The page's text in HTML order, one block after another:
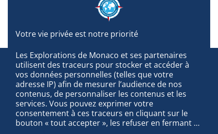
Les Explorations de Monaco et ses partenaires
utilisent des traceurs pour stocker et accéder à
vos données personnelles (telles que votre
adresse IP) afin de mesurer l’audience de nos
contenus, de personnaliser les contenus et les
services. Vous pouvez exprimer votre
consentement à ces traceurs en cliquant sur le
bouton « tout accepter », les refuser en fermant